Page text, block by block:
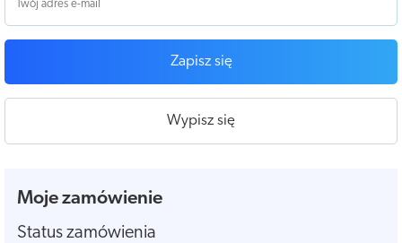
Zapisz się
Wypisz się
Moje zamówienie
Status zamówienia